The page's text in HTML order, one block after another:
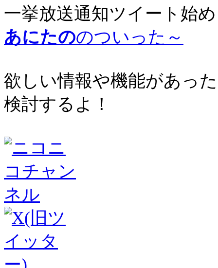
一挙放送通知ツイート始
あにたののついった～
欲しい情報や機能があっ
検討するよ！